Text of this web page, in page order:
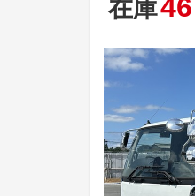
在庫46